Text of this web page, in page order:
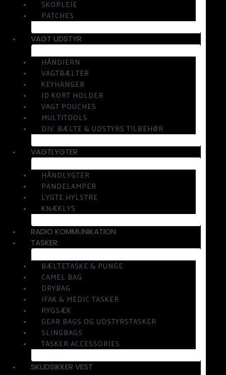
SKOPLEJE
PATCHES
VAGT UDSTYR
HÅNDJERN
VAGTBÆLTER
KEYHANGER
ID KORT HOLDER
VAGT POUCHES
MULTITOOLS
DIV. BÆLTE & UDSTYRS TILBEHØR
VAGTLYGTER
HÅNDLYGTER
PANDELAMPER
LYGTE HYLSTRE
KNÆKLYS
RADIO KOMMUNIKATION
TASKER
BÆLTETASKE & PUNGE
CAMEL BAG
DRYBAG
IFAK & MEDIC TASKER
RYGSÆK
GEAR BAGS OG UDSTYRSTASKER
SLINGBAGS
TASKER ACCESSORIES
SKUDSIKKER VEST